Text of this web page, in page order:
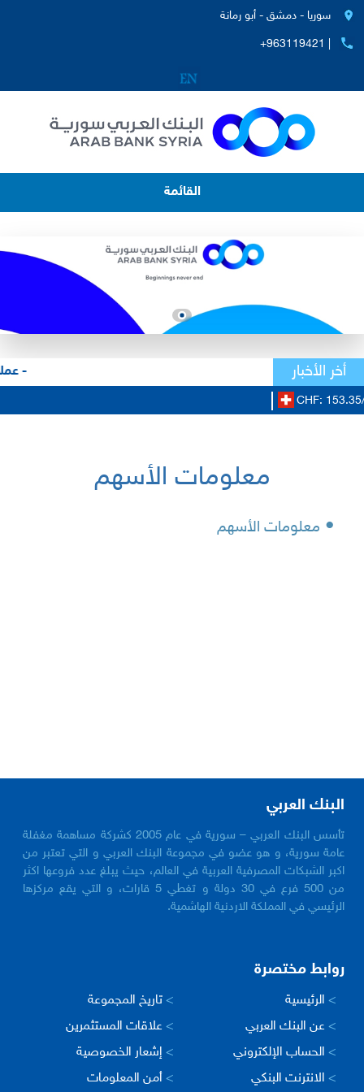
سوريا - دمشق - أبو رمانة
+963119421 |
القائمة
أخر الأخبار -
CHF:
معلومات الأسهم
• معلومات الأسهم
البنك العربي
تأسس البنك العربي – سورية في عام 2005 كشركة مساهمة مغفلة
عامة سورية، و هو عضو في مجموعة البنك العربي و التي تعتبر من
اكبر الشبكات المصرفية العربية في العالم، حيث يبلغ عدد فروعها اكثر
من 500 فرع في 30 دولة و تغطي 5 قارات، و التي يقع مركزها
الرئيسي في المملكة الاردنية الهاشمية.
روابط مختصرة
> الرئيسية > تاريخ المجموعة
> عن البنك العربي > علاقات المستثمرين
> الحساب الإلكتروني > إشعار الخصوصية
> الانترنت البنكي > أمن المعلومات